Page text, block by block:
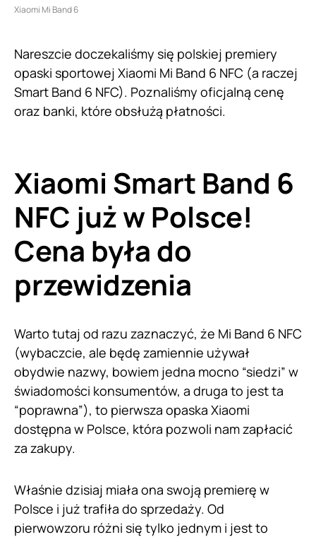
Xiaomi Mi Band 6
Nareszcie doczekaliśmy się polskiej premiery
opaski sportowej Xiaomi Mi Band 6 NFC (a raczej
Smart Band 6 NFC). Poznaliśmy oficjalną cenę
oraz banki, które obsłużą płatności.
Xiaomi Smart Band 6
NFC już w Polsce!
Cena była do
przewidzenia
Warto tutaj od razu zaznaczyć, że Mi Band 6 NFC
(wybaczcie, ale będę zamiennie używał
obydwie nazwy, bowiem jedna mocno “siedzi” w
świadomości konsumentów, a druga to jest ta
“poprawna”), to pierwsza opaska Xiaomi
dostępna w Polsce, która pozwoli nam zapłacić
za zakupy.
Właśnie dzisiaj miała ona swoją premierę w
Polsce i już trafiła do sprzedaży. Od
pierwowzoru różni się tylko jednym i jest to